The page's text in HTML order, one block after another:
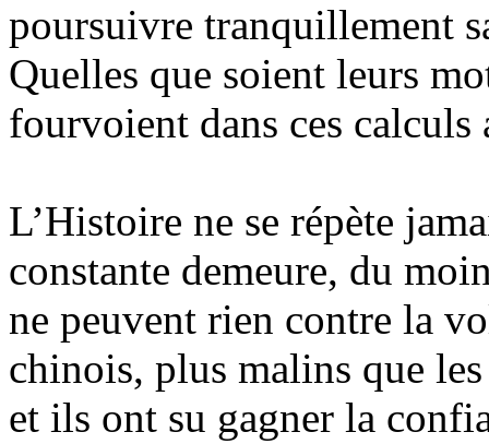
poursuivre tranquillement
Quelles que soient leurs
fourvoient dans ces
L’Histoire ne se répète
constante demeure, du
ne peuvent rien contre la
chinois, plus malins que
et ils ont su gagner la